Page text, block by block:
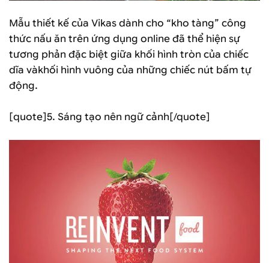
Mẫu thiết kế của Vikas dành cho “kho tàng” công
thức nấu ăn trên ứng dụng online đã thể hiện sự
tương phản đặc biệt giữa khối hình tròn của chiếc
dĩa vàkhối hình vuông của những chiếc nút bấm tự
động.
[quote]5. Sáng tạo nên ngữ cảnh[/quote]